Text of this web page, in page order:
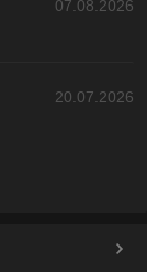
07.08.2026
20.07.2026